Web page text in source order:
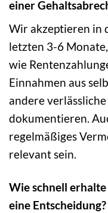
einer
Wir akzeptieren in
letzten 3-6
wie
Einnahmen aus
andere
dokumentieren.
regelmäßiges
relevant sein.
Wie schnell
eine Entscheidung?